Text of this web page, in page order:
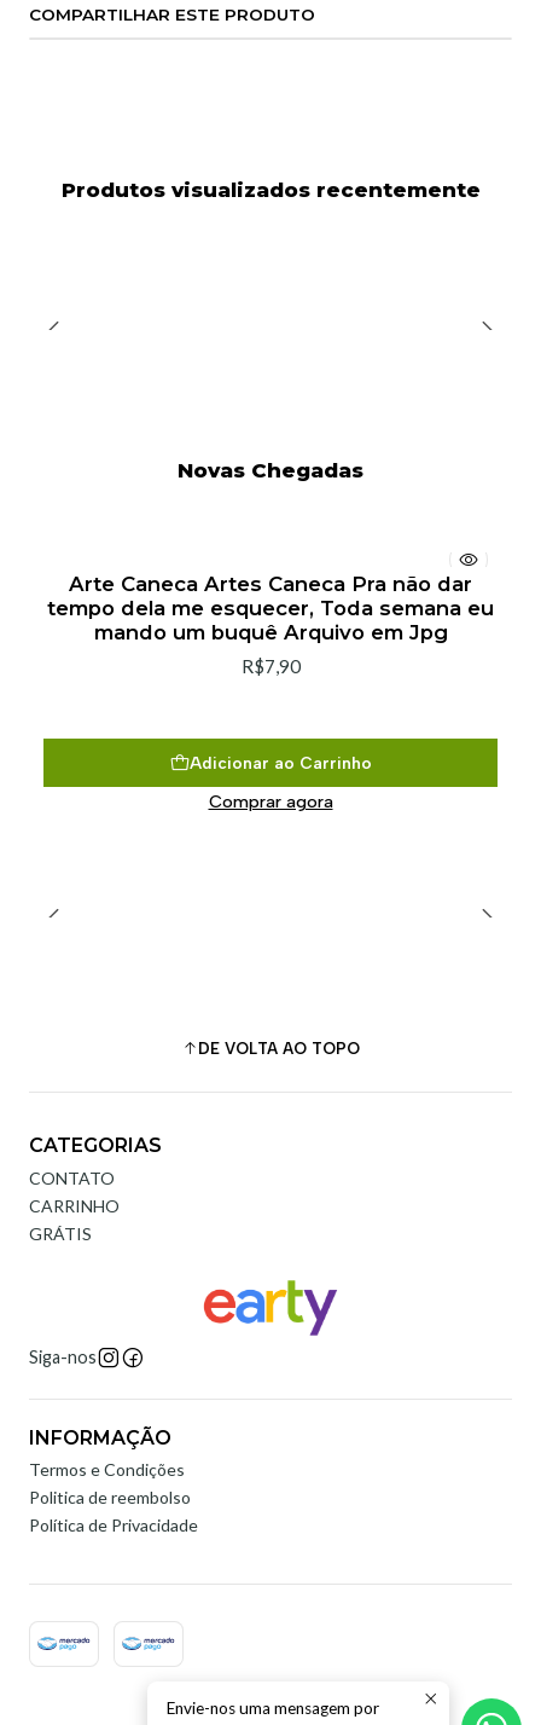
COMPARTILHAR ESTE PRODUTO
Produtos visualizados recentemente
Novas Chegadas
Arte Caneca Artes Caneca Pra não dar
tempo dela me esquecer, Toda semana eu
mando um buquê Arquivo em Jpg
R$7,90
Adicionar ao Carrinho
Comprar agora
DE VOLTA AO TOPO
CATEGORIAS
CONTATO
CARRINHO
GRÁTIS
Siga-nos
INFORMAÇÃO
Termos e Condições
Politica de reembolso
Política de Privacidade
2026 Earty Digital.
Envie-nos uma mensagem por